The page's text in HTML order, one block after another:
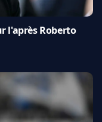
l'après Roberto